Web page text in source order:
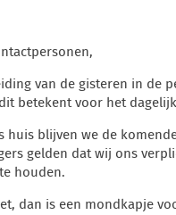
van de gisteren in de
betekent voor het
huis blijven we de
gelden dat wij ons
houden.
dan is een mondkapje